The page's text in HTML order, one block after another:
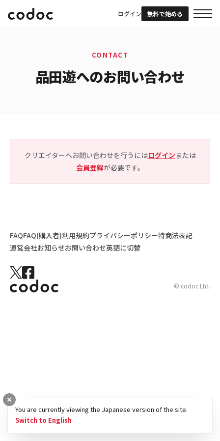
ログイン 無料で始める
CONTACT
品田遊へのお問い合わせ
クリエイターへお問い合わせを行うにはログインまたは
会員登録が必要です。
FAQFAQ(購入者)利用規約プライバシーポリシー特商法表記
運営会社お知らせお問い合わせ英語に切替
© codoc Ltd.
You are currently viewing the Japanese version of the site.
Switch to English